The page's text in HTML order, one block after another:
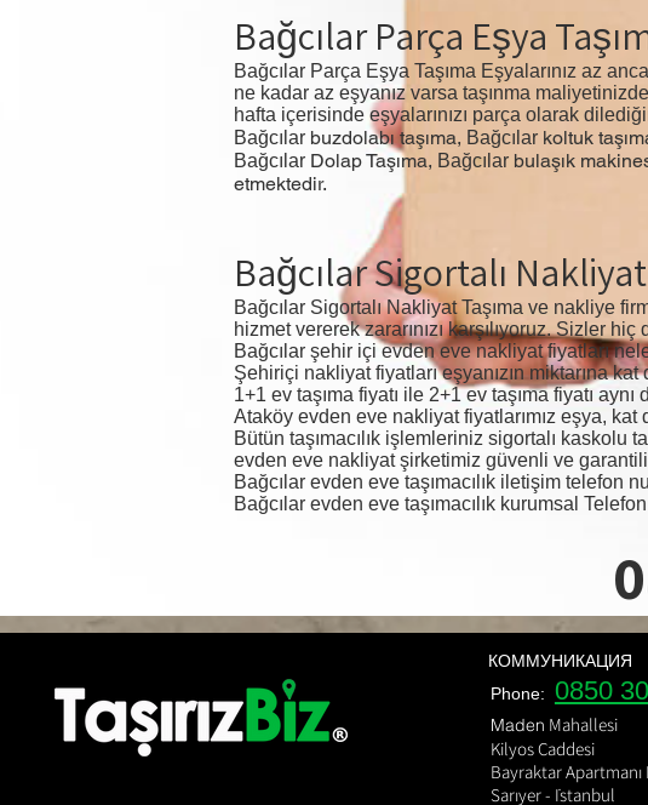
Bağcılar Parça Eşya
Bağcılar Parça Eşya Taşıma Eşyalarınız az
ne kadar az eşyanız varsa taşınma
hafta içerisinde eşyalarınızı parça olarak
Bağcılar buzdolabı taşıma, Bağcılar koltuk
Bağcılar Dolap Taşıma, Bağcılar bulaşık
etmektedir.
Bağcılar Sigortalı Nakliyat
Bağcılar Sigortalı Nakliyat Taşıma ve nakliye
hizmet vererek zararınızı karşılıyoruz. Sizler
Bağcılar şehir içi evden eve nakliyat fiyatları
Şehiriçi nakliyat fiyatları eşyanızın miktarına
1+1 ev taşıma fiyatı ile 2+1 ev taşıma fiyatı aynı
Ataköy evden eve nakliyat fiyatlarımız eşya,
Bütün taşımacılık işlemleriniz sigortalı kaskolu
evden eve nakliyat şirketimiz güvenli ve
Bağcılar evden eve taşımacılık iletişim telefon
Bağcılar evden eve taşımacılık kurumsal
КОММУНИКАЦИЯ
Phone: 0850
​Maden Mahallesi
Kilyos Caddesi
Bayraktar Apartmanı
Sarıyer - İstanbul